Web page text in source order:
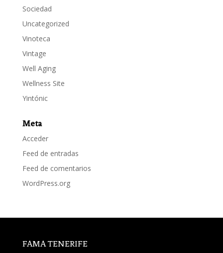
Sociedad
Uncategorized
Vinoteca
Vintage
Well Aging
Wellness Site
Yintónic
Meta
Acceder
Feed de entradas
Feed de comentarios
WordPress.org
FAMA TENERIFE